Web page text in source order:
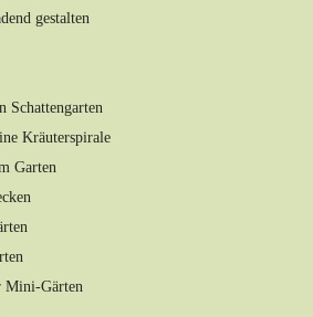
gestalten
Schattengarten
Kräuterspirale
Garten
Mini-Gärten